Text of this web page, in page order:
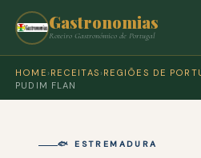
Gastronomias
Roteiro Gastronómico de Portugal
HOME › RECEITAS › REGIÕES DE
PUDIM FLAN
🐟 ESTREMADURA